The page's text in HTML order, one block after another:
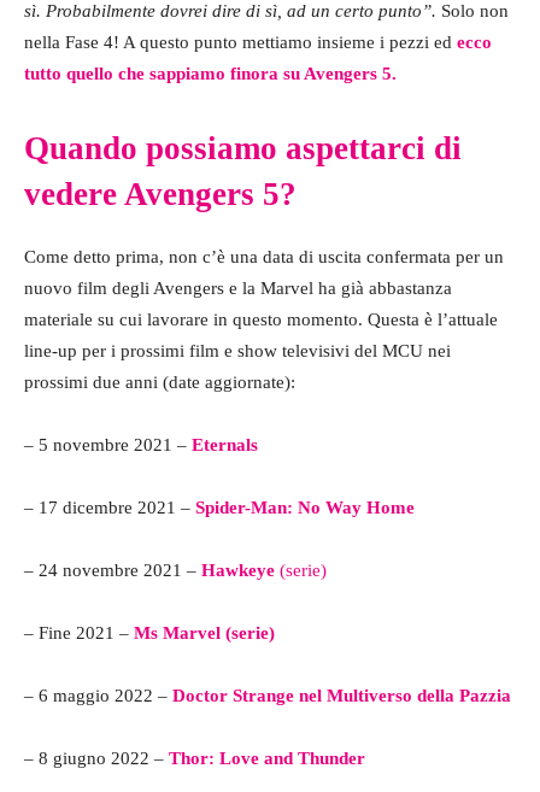
sì. Probabilmente dovrei dire di sì, ad un certo punto”. Solo non
nella Fase 4! A questo punto mettiamo insieme i pezzi ed ecco
tutto quello che sappiamo finora su Avengers 5.
Quando possiamo aspettarci di
vedere Avengers 5?
Come detto prima, non c’è una data di uscita confermata per un
nuovo film degli Avengers e la Marvel ha già abbastanza
materiale su cui lavorare in questo momento. Questa è l’attuale
line-up per i prossimi film e show televisivi del MCU nei
prossimi due anni (date aggiornate):
– 5 novembre 2021 – Eternals
– 17 dicembre 2021 – Spider-Man: No Way Home
– 24 novembre 2021 – Hawkeye (serie)
– Fine 2021 – Ms Marvel (serie)
– 6 maggio 2022 – Doctor Strange nel Multiverso della Pazzia
– 8 giugno 2022 – Thor: Love and Thunder